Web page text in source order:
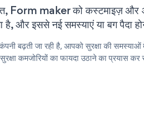
Form maker को कस्टमाइज़
और इससे नई समस्याएं या बग पैदा
बढ़ती जा रही है, आपको सुरक्षा की समस्याओं
कमजोरियों का फायदा उठाने का प्रयास